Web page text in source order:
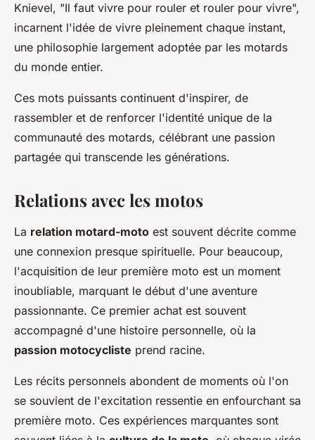
Knievel, "Il faut vivre pour rouler et rouler pour vivre",
incarnent l'idée de vivre pleinement chaque instant,
une philosophie largement adoptée par les motards
du monde entier.
Ces mots puissants continuent d'inspirer, de
rassembler et de renforcer l'identité unique de la
communauté des motards, célébrant une passion
partagée qui transcende les générations.
Relations avec les motos
La relation motard-moto est souvent décrite comme
une connexion presque spirituelle. Pour beaucoup,
l'acquisition de leur première moto est un moment
inoubliable, marquant le début d'une aventure
passionnante. Ce premier achat est souvent
accompagné d'une histoire personnelle, où la
passion motocycliste prend racine.
Les récits personnels abondent de moments où l'on
se souvient de l'excitation ressentie en enfourchant sa
première moto. Ces expériences marquantes sont